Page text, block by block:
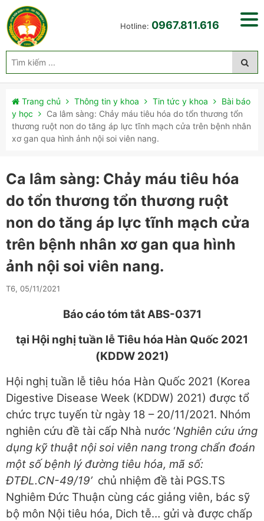
Hotline: 0967.811.616
Trang chủ Thông tin y khoa Tin tức y khoa
Bài báo
y học
Ca lâm sàng: Chảy máu tiêu hóa do tổn thương tổn
thương ruột non do tăng áp lực tĩnh mạch cửa trên bệnh nhân
xơ gan qua hình ảnh nội soi viên nang.
Ca lâm sàng: Chảy máu tiêu hóa
do tổn thương tổn thương ruột
non do tăng áp lực tĩnh mạch cửa
trên bệnh nhân xơ gan qua hình
ảnh nội soi viên nang.
T6, 05/11/2021
Báo cáo tóm tắtABS-0371
tại Hội nghị tuần lễ Tiêu hóa Hàn Quốc 2021
(KDDW 2021)
Hội nghị tuần lễ tiêu hóa Hàn Quốc 2021 (Korea
Digestive Disease Week (KDDW) 2021) được tổ
chức trực tuyến từ ngày 18 – 20/11/2021. Nhóm
nghiên cứu đề tài cấp Nhà nước ‘Nghiên cứu ứng
dụng kỹ thuật nội soi viên nang trong chẩn đoán
một số bệnh lý đường tiêu hóa, mã số:
ĐTĐL.CN-49/19’chủ nhiệm đề tài PGS.TS
Nghiêm Đức Thuận cùng các giảng viên, bác sỹ
bộ môn Nội tiêu hóa, Dich tễ… gửi và được chấp